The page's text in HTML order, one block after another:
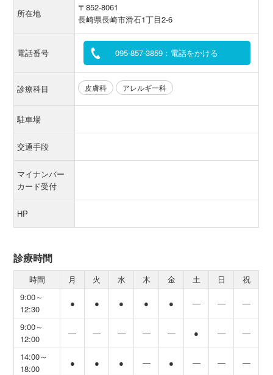
所在地
〒852-8061
長崎県長崎市滑石1丁目2-6
電話番号 095-857-3859：電話をかける
診療科目 皮膚科 アレルギー科
駐車場
交通手段
マイナンバー
カード受付
HP
診療時間
時間 月 火 水 木 金 土 日
祝
9:00～
12:30
● ● ● ● ● ― ― ―
9:00～
12:00
― ― ― ― ― ● ― ―
14:00～
18:00
● ● ● ― ● ― ― ―